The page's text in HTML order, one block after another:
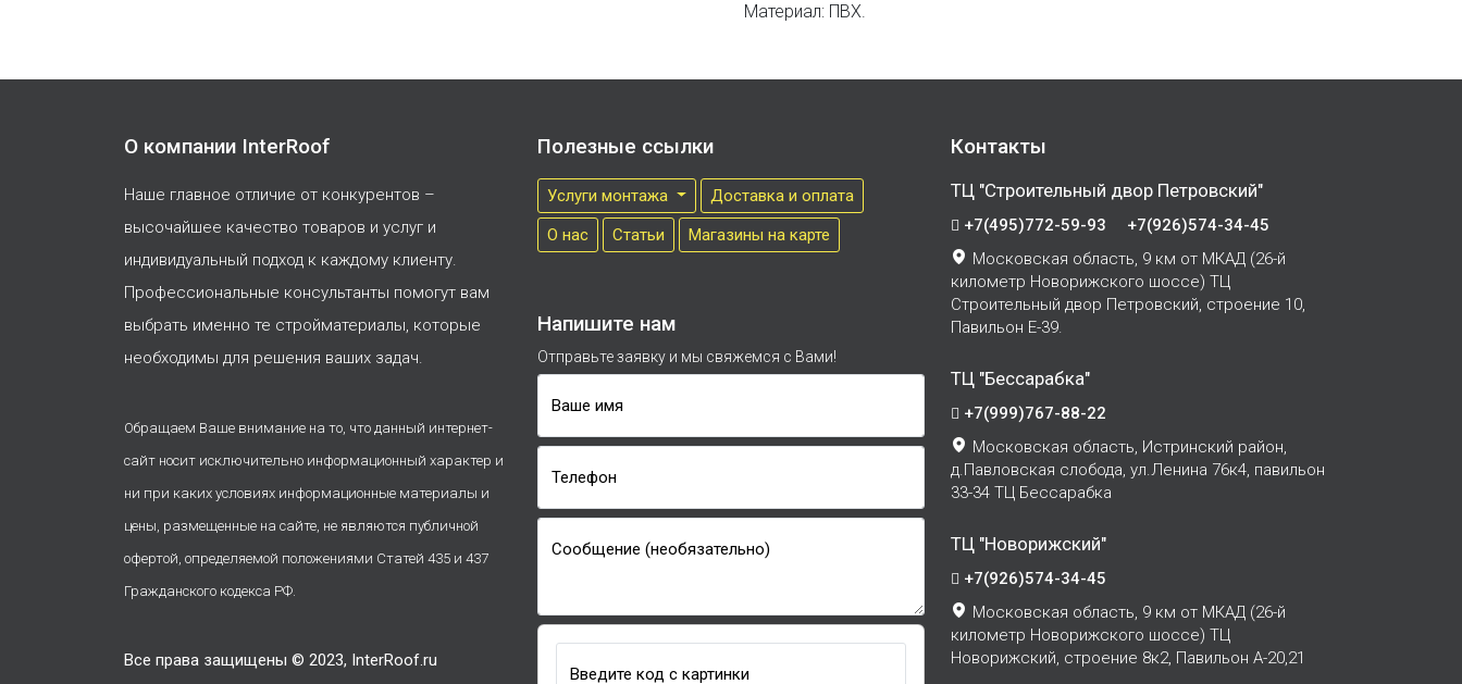
Материал: ПВХ.
О компании InterRoof
Наше главное отличие от конкурентов –
высочайшее качество товаров и услуг и
индивидуальный подход к каждому клиенту.
Профессиональные консультанты помогут вам
выбрать именно те стройматериалы, которые
необходимы для решения ваших задач.
Обращаем Ваше внимание на то, что данный интернет-
сайт носит исключительно информационный характер и
ни при каких условиях информационные материалы и
цены, размещенные на сайте, не являются публичной
офертой, определяемой положениями Статей 435 и 437
Гражданского кодекса РФ.
Все права защищены © 2023, InterRoof.ru
Полезные ссылки
Услуги монтажа
Доставка и оплата
О нас
Cтатьи Магазины на карте
Напишите нам
Отправьте заявку и мы свяжемся с Вами!
Ваше имя
Телефон
Сообщение (необязательно)
Введите код с картинки
Контакты
ТЦ "Строительный двор Петровский"
+7(495)772-59-93
+7(926)574-34-45
Московская область, 9 км от МКАД (26-й
километр Новорижского шоссе) ТЦ
Строительный двор Петровский, строение 10,
Павильон Е-39.
ТЦ "Бессарабка"
+7(999)767-88-22
Московская область, Истринский район,
д.Павловская слобода, ул.Ленина 76к4, павильон
33-34 ТЦ Бессарабка
ТЦ "Новорижский"
+7(926)574-34-45
Московская область, 9 км от МКАД (26-й
километр Новорижского шоссе) ТЦ
Новорижский, строение 8к2, Павильон А-20,21